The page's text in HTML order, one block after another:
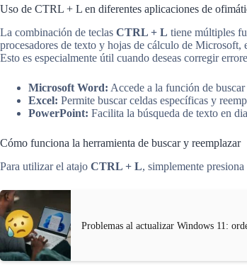
Uso de CTRL + L en diferentes aplicaciones de
La combinación de teclas CTRL + L tiene múltiples
procesadores de texto y hojas de cálculo de Microsoft,
Esto es especialmente útil cuando deseas corregir
Microsoft Word: Accede a la función de
Excel: Permite buscar celdas específicas y
PowerPoint: Facilita la búsqueda de texto en
Cómo funciona la herramienta de buscar y reemplazar
Para utilizar el atajo CTRL + L, simplemente
Problemas al actualizar Windows 11: